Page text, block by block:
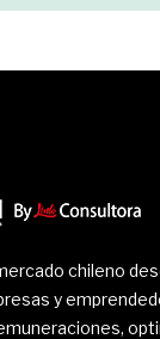
chileno
y